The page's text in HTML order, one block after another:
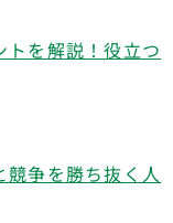
トを解説！役立つ
競争を勝ち抜く人